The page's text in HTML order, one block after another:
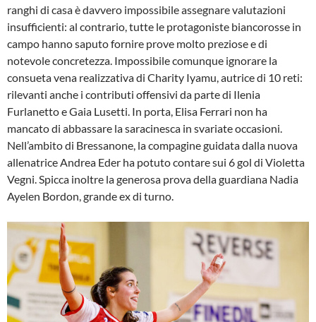
ranghi di casa è davvero impossibile assegnare valutazioni
insufficienti: al contrario, tutte le protagoniste biancorosse in
campo hanno saputo fornire prove molto preziose e di
notevole concretezza. Impossibile comunque ignorare la
consueta vena realizzativa di Charity Iyamu, autrice di 10 reti:
rilevanti anche i contributi offensivi da parte di Ilenia
Furlanetto e Gaia Lusetti. In porta, Elisa Ferrari non ha
mancato di abbassare la saracinesca in svariate occasioni.
Nell’ambito di Bressanone, la compagine guidata dalla nuova
allenatrice Andrea Eder ha potuto contare sui 6 gol di Violetta
Vegni. Spicca inoltre la generosa prova della guardiana Nadia
Ayelen Bordon, grande ex di turno.